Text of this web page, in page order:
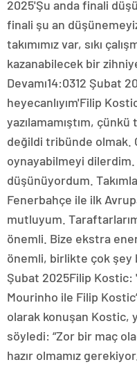
2025'Şu anda finali
finali şu an
takımımız var, sıkı
kazanabilecek bir
Devamı14:0312 Şubat
heyecanlıyım'Filip
yazılamamıştım, çünkü
değildi tribünde olmak.
oynayabilmeyi dilerdim.
düşünüyordum.
Fenerbahçe ile ilk
mutluyum.
önemli. Bize ekstra
önemli, birlikte çok şey
Şubat 2025Filip Kostic:
Mourinho ile Filip
olarak konuşan Kostic,
söyledi: “Zor bir maç
hazır olmamız